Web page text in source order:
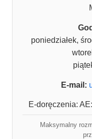
poniedziałek,
E-mail:
E-doręczenia:
Maksymalny